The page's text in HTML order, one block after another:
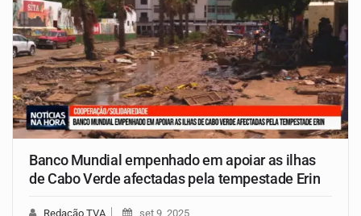
Banco Mundial empenhado em apoiar as ilhas
de Cabo Verde afectadas pela tempestade Erin
Redação TVA set 9, 2025